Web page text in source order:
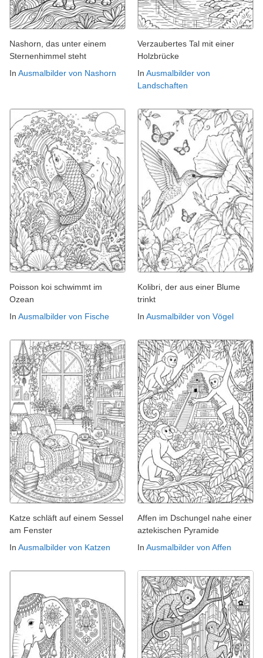
Nashorn, das unter einem
Sternenhimmel steht
In Ausmalbilder von Nashorn
Verzaubertes Tal mit einer
Holzbrücke
In Ausmalbilder von
Landschaften
Poisson koi schwimmt im
Ozean
In Ausmalbilder von Fische
Kolibri, der aus einer Blume
trinkt
In Ausmalbilder von Vögel
Katze schläft auf einem Sessel
am Fenster
In Ausmalbilder von Katzen
Affen im Dschungel nahe einer
aztekischen Pyramide
In Ausmalbilder von Affen